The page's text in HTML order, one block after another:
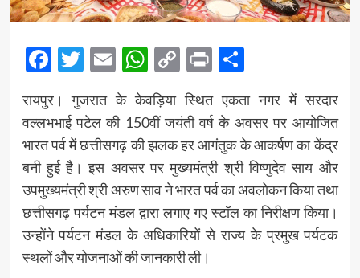
Facebook
Twitter
EmailWhatsApp
Copy
Link
PrintShare
रायपुर। गुजरात के केवड़िया स्थित एकता नगर में सरदार
वल्लभभाई पटेल की 150वीं जयंती वर्ष के अवसर पर आयोजित
भारत पर्व में छत्तीसगढ़ की झलक हर आगंतुक के आकर्षण का केंद्र
बनी हुई है। इस अवसर पर मुख्यमंत्री श्री विष्णुदेव साय और
उपमुख्यमंत्री श्री अरुण साव ने भारत पर्व का अवलोकन किया तथा
छत्तीसगढ़ पर्यटन मंडल द्वारा लगाए गए स्टॉल का निरीक्षण किया।
उन्होंने पर्यटन मंडल के अधिकारियों से राज्य के प्रमुख पर्यटक
स्थलों और योजनाओं की जानकारी ली।